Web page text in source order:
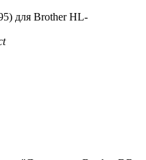
для Brother HL-